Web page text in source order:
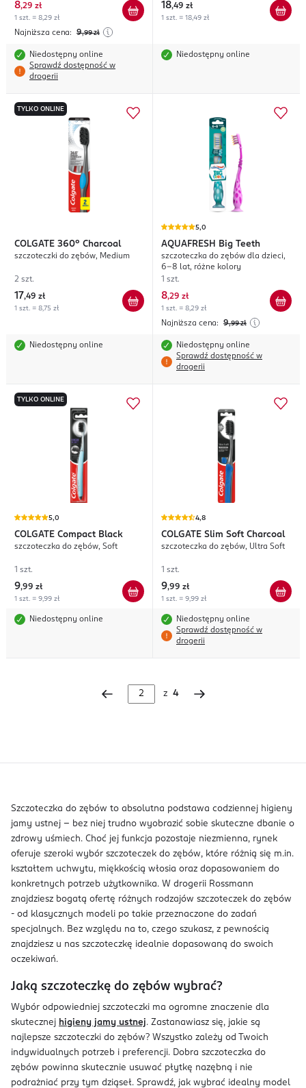
8,29 zł
1 szt. = 8,29 zł
Najniższa cena: 9,99 zł
Niedostępny online
Sprawdź dostępność w
drogerii
18,49 zł
1 szt. = 18,49 zł
Niedostępny online
TYLKO ONLINE
COLGATE 360° Charcoal
szczoteczki do zębów, Medium
2 szt.
17,49 zł
1 szt. = 8,75 zł
Niedostępny online
5,0
AQUAFRESH Big Teeth
szczoteczka do zębów dla dzieci,
6-8 lat, różne kolory
1 szt.
8,29 zł
1 szt. = 8,29 zł
Najniższa cena: 9,99 zł
Niedostępny online
Sprawdź dostępność w
drogerii
TYLKO ONLINE
5,0
COLGATE Compact Black
szczoteczka do zębów, Soft
1 szt.
9,99 zł
1 szt. = 9,99 zł
Niedostępny online
4,8
COLGATE Slim Soft Charcoal
szczoteczka do zębów, Ultra Soft
1 szt.
9,99 zł
1 szt. = 9,99 zł
Niedostępny online
Sprawdź dostępność w
drogerii
z 4
Szczoteczka do zębów to absolutna podstawa codziennej higieny
jamy ustnej – bez niej trudno wyobrazić sobie skuteczne dbanie o
zdrowy uśmiech. Choć jej funkcja pozostaje niezmienna, rynek
oferuje szeroki wybór szczoteczek do zębów, które różnią się m.in.
kształtem uchwytu, miękkością włosia oraz dopasowaniem do
konkretnych potrzeb użytkownika. W drogerii Rossmann
znajdziesz bogatą ofertę różnych rodzajów szczoteczek do zębów
- od klasycznych modeli po takie przeznaczone do zadań
specjalnych. Bez względu na to, czego szukasz, z pewnością
znajdziesz u nas szczoteczkę idealnie dopasowaną do swoich
oczekiwań.
Jaką szczoteczkę do zębów wybrać?
Wybór odpowiedniej szczoteczki ma ogromne znaczenie dla
skutecznej higieny jamy ustnej. Zastanawiasz się, jakie są
najlepsze szczoteczki do zębów? Wszystko zależy od Twoich
indywidualnych potrzeb i preferencji. Dobra szczoteczka do
zębów powinna skutecznie usuwać płytkę nazębną i nie
podrażniać przy tym dziąseł. Sprawdź, jak wybrać idealny model